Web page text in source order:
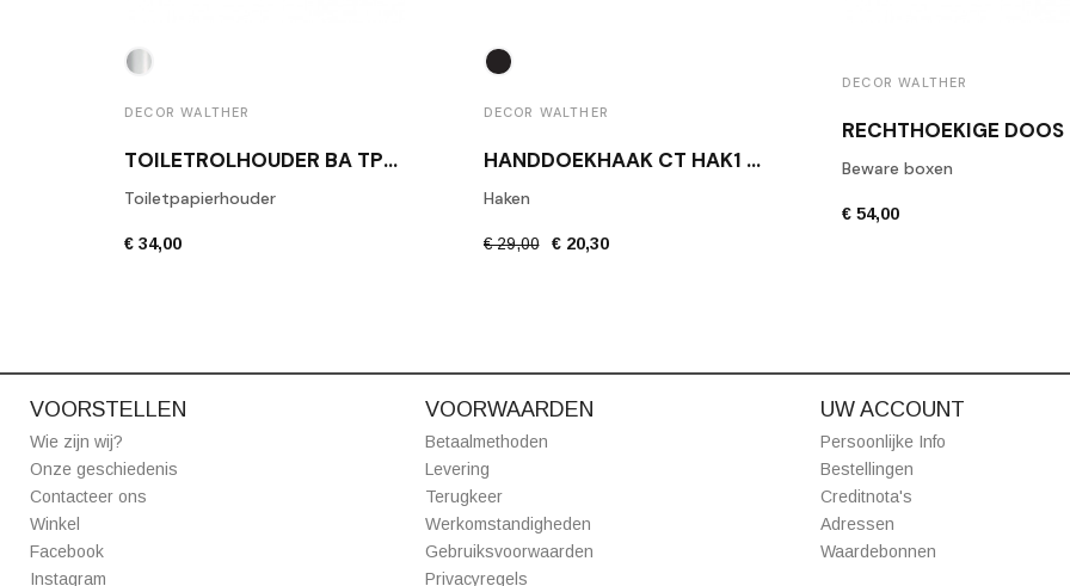
DECOR WALTHER
TOILETROLHOUDER BA TPH1 GEPOLIJST CHROOM
Toiletpapierhouder
€ 34,00
DECOR WALTHER
HANDDOEKHAAK CT HAK1 MAT ZWART
Haken
€ 29,00 € 20,30
DECOR WALTHER
Beware boxen
€ 54,00
VOORSTELLEN
Wie zijn wij?
Onze geschiedenis
Contacteer ons
Winkel
Facebook
Instagram
VOORWAARDEN
Betaalmethoden
Levering
Terugkeer
Werkomstandigheden
Gebruiksvoorwaarden
Privacyregels
UW ACCOUNT
Persoonlijke Info
Bestellingen
Creditnota's
Adressen
Waardebonnen